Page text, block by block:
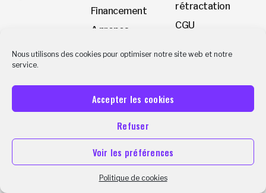
Nous utilisons des cookies pour optimiser notre site web et notre
service.
Accepter les cookies
Refuser
Voir les préférences
Politique de cookies
Financement
A propos
rétractation
CGU
Rejoignez nous !
Appelez-nous